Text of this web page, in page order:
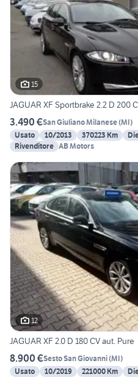
15
JAGUAR XF Sportbrake 2.2 D 200
3.490 €San Giuliano Milanese(MI)
Usato
10/2013 370223 Km
Rivenditore AB Motors
12
JAGUAR XF 2.0 D 180 CV aut. Pure
8.900 €Sesto San Giovanni(MI)
Usato
10/2019 221000 Km